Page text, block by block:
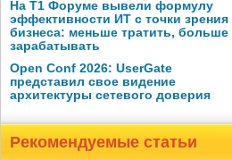
На Т1 Форуме вывели формулу
эффективности ИТ с точки зрения
бизнеса: меньше тратить, больше
зарабатывать
Open Conf 2026: UserGate
представил свое видение
архитектуры сетевого доверия
Рекомендуемые статьи